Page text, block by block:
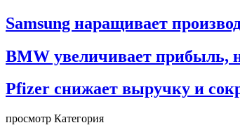
Samsung наращивает
BMW увеличивает прибыль,
Pfizer снижает выручку и
просмотр Категория